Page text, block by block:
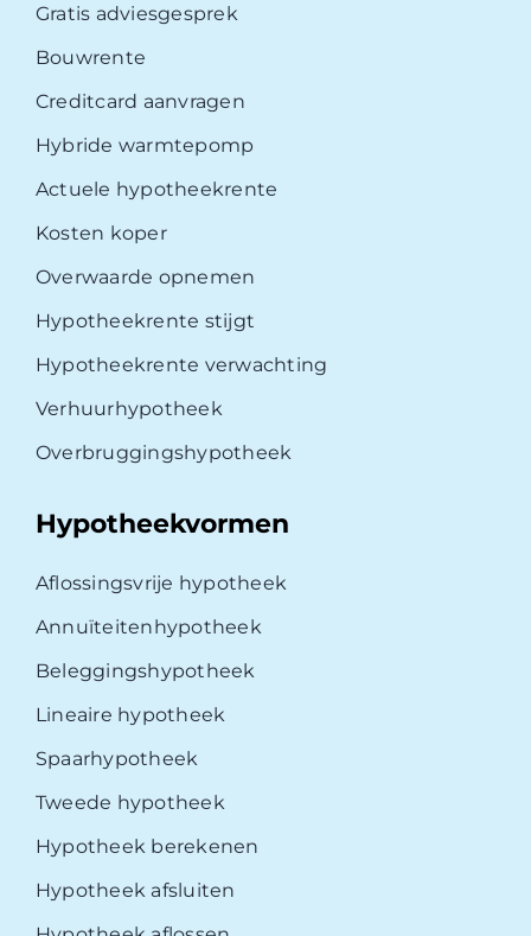
Gratis adviesgesprek
Bouwrente
Creditcard aanvragen
Hybride warmtepomp
Actuele hypotheekrente
Kosten koper
Overwaarde opnemen
Hypotheekrente stijgt
Hypotheekrente verwachting
Verhuurhypotheek
Overbruggingshypotheek
Hypotheekvormen
Aflossingsvrije hypotheek
Annuïteitenhypotheek
Beleggingshypotheek
Lineaire hypotheek
Spaarhypotheek
Tweede hypotheek
Hypotheek berekenen
Hypotheek afsluiten